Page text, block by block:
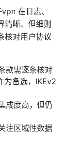
在日志、
清晰、但细则
核对用户协议
款需逐条核对
为备选，IKEv2
成度高，但仍
注区域性数据